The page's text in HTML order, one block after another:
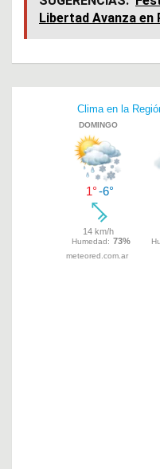
b
s
p
er
Libertad Avanza en
entradas